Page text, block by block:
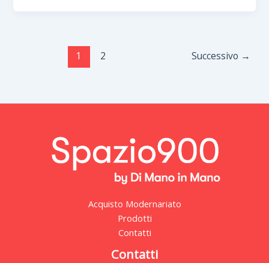
1 2 Successivo →
Acquisto Modernariato
Prodotti
Contatti
Contatti